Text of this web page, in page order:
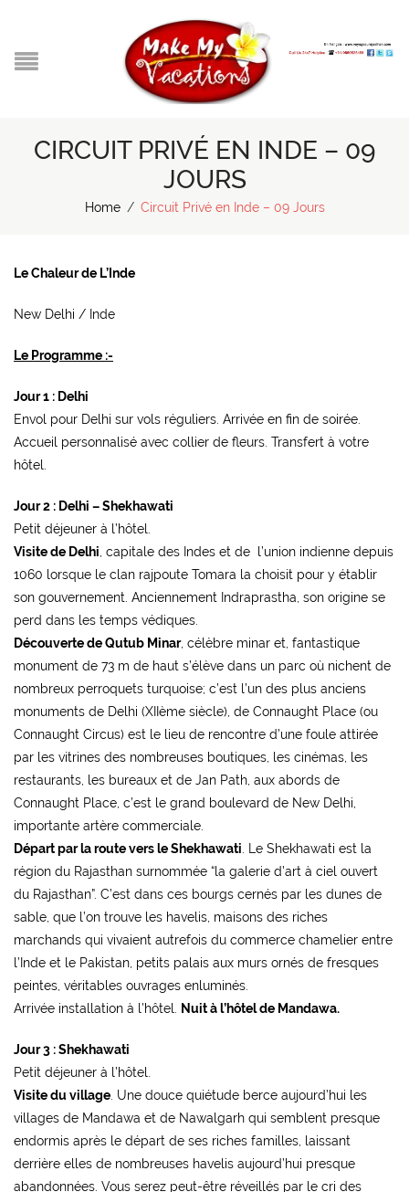
CIRCUIT PRIVÉ EN INDE – 09
JOURS
Home / Circuit Privé en Inde – 09 Jours
Le Chaleur de L’Inde
New Delhi / Inde
Le Programme :-
Jour 1 : Delhi
Envol pour Delhi sur vols réguliers. Arrivée en fin de soirée.
Accueil personnalisé avec collier de fleurs. Transfert à votre
hôtel.
Jour 2 : Delhi – Shekhawati
Petit déjeuner à l’hôtel.
Visite de Delhi , capitale des Indes et de l’union indienne depuis
1060 lorsque le clan rajpoute Tomara la choisit pour y établir
son gouvernement. Anciennement Indraprastha, son origine se
perd dans les temps védiques.
Découverte de Qutub Minar, célèbre minar et, fantastique
monument de 73 m de haut s’élève dans un parc où nichent de
nombreux perroquets turquoise; c’est l’un des plus anciens
monuments de Delhi (XIIème siècle), de Connaught Place (ou
Connaught Circus) est le lieu de rencontre d’une foule attirée
par les vitrines des nombreuses boutiques, les cinémas, les
restaurants, les bureaux et de Jan Path, aux abords de
Connaught Place, c’est le grand boulevard de New Delhi,
importante artère commerciale.
Départ par la route vers le Shekhawati . Le Shekhawati est la
région du Rajasthan surnommée “la galerie d’art à ciel ouvert
du Rajasthan”. C’est dans ces bourgs cernés par les dunes de
sable, que l’on trouve les havelis, maisons des riches
marchands qui vivaient autrefois du commerce chamelier entre
l’Inde et le Pakistan, petits palais aux murs ornés de fresques
peintes, véritables ouvrages enluminés.
Arrivée installation à l’hôtel.
Nuit à l’hôtel de Mandawa.
Jour 3 : Shekhawati
Petit déjeuner à l’hôtel.
Visite du village . Une douce quiétude berce aujourd’hui les
villages de Mandawa et de Nawalgarh qui semblent presque
endormis après le départ de ses riches familles, laissant
derrière elles de nombreuses havelis aujourd’hui presque
abandonnées. Vous serez peut-être réveillés par le cri des